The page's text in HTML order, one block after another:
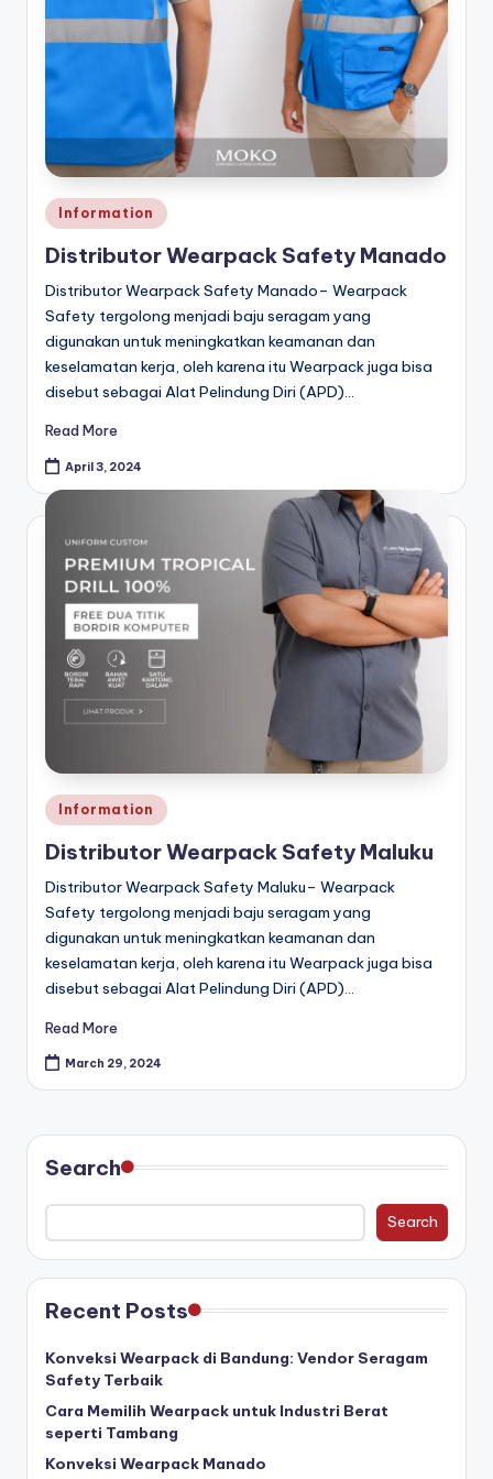
a
r
p
c
Posted
in
Information
Distributor Wearpack Safety Manado
Distributor Wearpack Safety Manado– Wearpack
Safety tergolong menjadi baju seragam yang
digunakan untuk meningkatkan keamanan dan
keselamatan kerja, oleh karena itu Wearpack juga bisa
disebut sebagai Alat Pelindung Diri (APD)…
Read More
April 3, 2024
Posted
Information
Distributor Wearpack Safety Maluku
Distributor Wearpack Safety Maluku– Wearpack
Safety tergolong menjadi baju seragam yang
digunakan untuk meningkatkan keamanan dan
keselamatan kerja, oleh karena itu Wearpack juga bisa
disebut sebagai Alat Pelindung Diri (APD)…
Read More
March 29, 2024
Search
Search
Recent Posts
Konveksi Wearpack di Bandung: Vendor Seragam
Safety Terbaik
Cara Memilih Wearpack untuk Industri Berat
seperti Tambang
Konveksi Wearpack Manado